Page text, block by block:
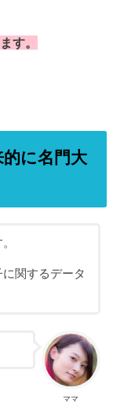
す。
に名門大
関するデータ
ママ